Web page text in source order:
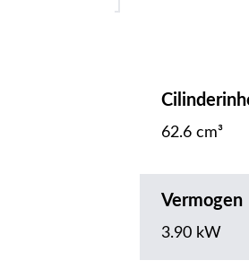
62.6 cm³
Vermogen
3.90 kW